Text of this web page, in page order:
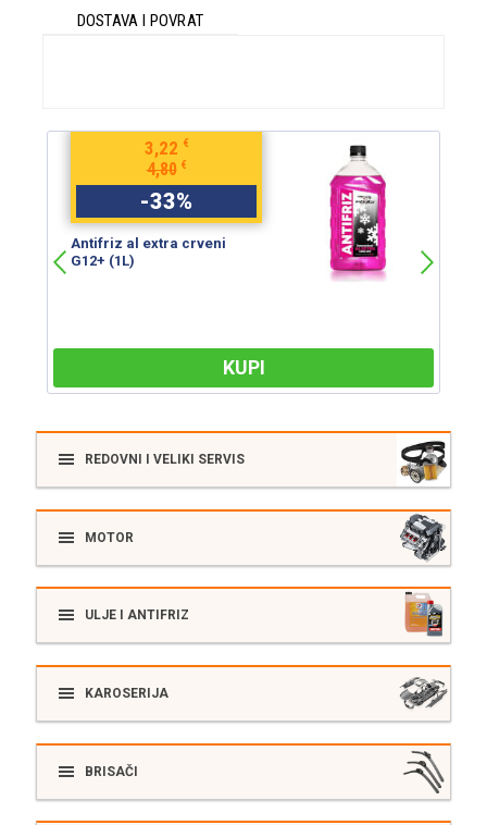
DOSTAVA I POVRAT
4,80 €
3,22 €
-33%
Antifriz al extra crveni
G12+ (1L)
KUPI
REDOVNI I VELIKI SERVIS
MOTOR
ULJE I ANTIFRIZ
KAROSERIJA
BRISAČI